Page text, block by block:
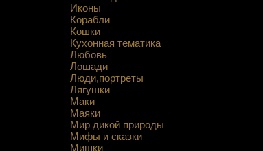
Иконы
Корабли
Кошки
Кухонная тематика
Любовь
Лошади
Люди,портреты
Лягушки
Маки
Маяки
Мир дикой природы
Мифы и сказки
Мишки